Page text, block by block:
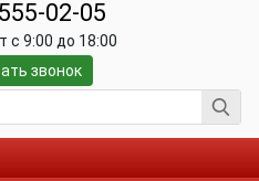
02-05
c 9:00 до 18:00
звонок